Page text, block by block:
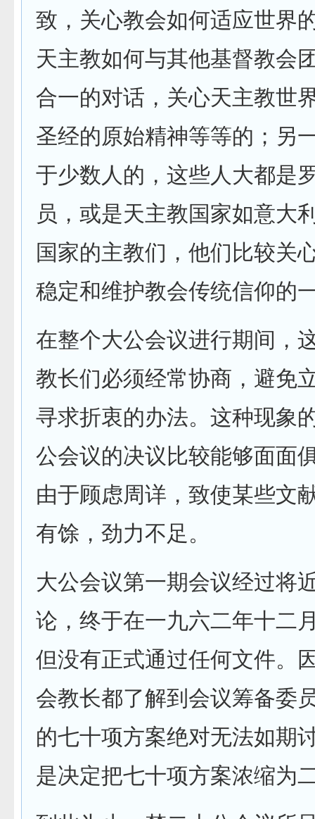
致，关心教会如何适应世界
天主教如何与其他基督教会
合一的对话，关心天主教世
圣经的原始精神等等的；另
于少数人的，这些人大都是
员，或是天主教国家如意大
国家的主教们，他们比较关
稳定和维护教会传统信仰的
在整个大公会议进行期间，
教长们必须经常协商，避免
寻求折衷的办法。这种现象
公会议的决议比较能够面面
由于顾虑周详，致使某些文
有馀，劲力不足。
大公会议第一期会议经过将
论，终于在一九六二年十二
但没有正式通过任何文件。
会教长都了解到会议筹备委
的七十项方案绝对无法如期
是决定把七十项方案浓缩为